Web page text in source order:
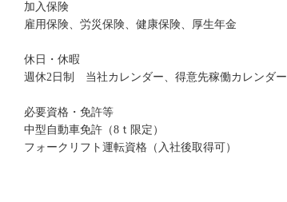
加入保険
雇用保険、労災保険、健康保険、厚生年金
休日・休暇
週休2日制 当社カレンダー、得意先稼働カレンダー
必要資格・免許等
中型自動車免許（8ｔ限定）
フォークリフト運転資格（入社後取得可）